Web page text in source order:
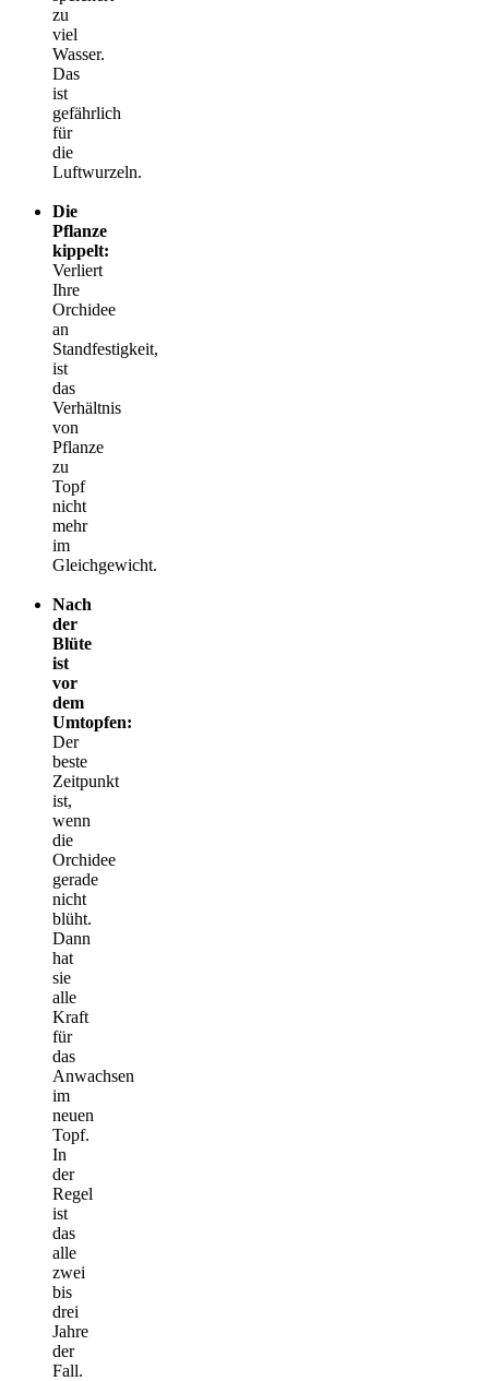
zu
viel
Wasser.
Das
ist
gefährlich
für
die
Luftwurzeln.
Die
Pflanze
kippelt:
Verliert
Ihre
Orchidee
an
Standfestigkeit,
ist
das
Verhältnis
von
Pflanze
zu
Topf
nicht
mehr
im
Gleichgewicht.
Nach
der
Blüte
ist
vor
dem
Umtopfen:
Der
beste
Zeitpunkt
ist,
wenn
die
Orchidee
gerade
nicht
blüht.
Dann
hat
sie
alle
Kraft
für
das
Anwachsen
im
neuen
Topf.
In
der
Regel
ist
das
alle
zwei
bis
drei
Jahre
der
Fall.